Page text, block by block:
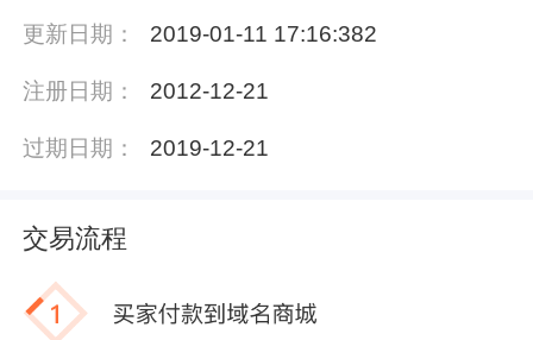
更新日期： 2019-01-11 17:16:382
注册日期： 2012-12-21
过期日期： 2019-12-21
交易流程